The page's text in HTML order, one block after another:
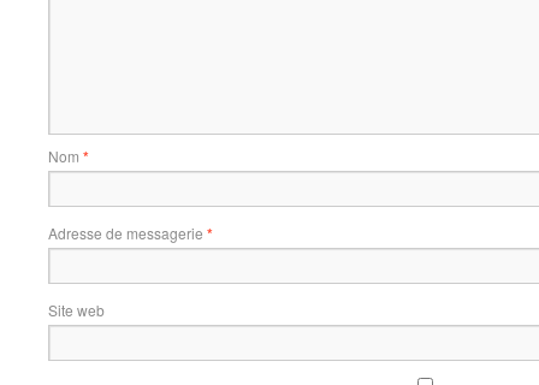
Nom *
Adresse de messagerie *
Site web